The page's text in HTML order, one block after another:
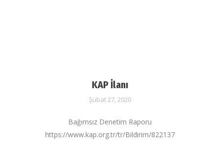
KAP İlanı
Şubat 27, 2020
Bağımsız Denetim Raporu
https://www.kap.org.tr/tr/Bildirim/822137